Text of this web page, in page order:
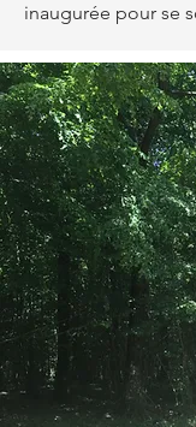
inaugurée pour se